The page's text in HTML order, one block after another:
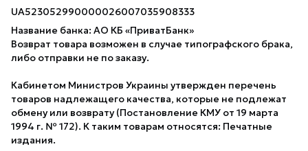
UA523052990000026007035908333
Название банка: АО КБ «ПриватБанк»
Возврат товара возможен в случае типографского брака,
либо отправки не по заказу.
Кабинетом Министров Украины утвержден перечень
товаров надлежащего качества, которые не подлежат
обмену или возврату (Постановление КМУ от 19 марта
1994 г. № 172). К таким товарам относятся: Печатные
издания.